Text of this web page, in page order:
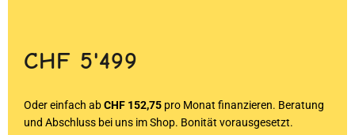
CHF 5'499
Oder einfach abCHF 152,75 pro Monat finanzieren. Beratung
und Abschluss bei uns im Shop. Bonität vorausgesetzt.